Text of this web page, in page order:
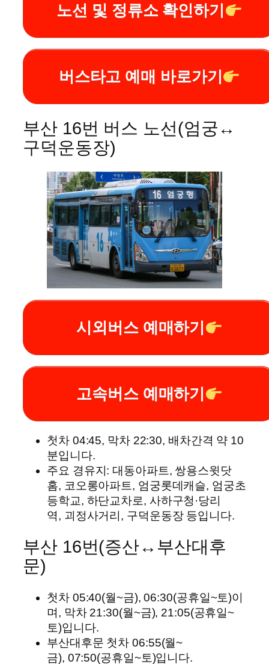
노선 및 정류소 확인하기
버스타고 예매 바로가기
부산 16번 버스 노선(엄궁↔
구덕운동장)
시외버스 예매하기
고속버스 예매하기
첫차 04:45, 막차 22:30, 배차간격 약 10
분입니다.
주요 경유지: 대동아파트, 쌍용스윗닷
홈, 코오롱아파트, 엄궁롯데캐슬, 엄궁초
등학교, 하단교차로, 사하구청·당리
역, 괴정사거리, 구덕운동장 등입니다.
부산 16번(증산↔부산대후
문)
첫차 05:40(월~금), 06:30(공휴일~토)이
며, 막차 21:30(월~금), 21:05(공휴일~
토)입니다.
부산대후문 첫차 06:55(월~
금), 07:50(공휴일~토)입니다.